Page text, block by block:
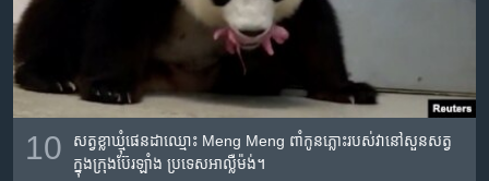
10
សត្វខ្លាឃ្មុំផេនដាឈ្មោះ Meng Meng ពាំកូនភ្លោះរបស់វានៅសួនសត្វ
ក្នុងក្រុងប៊ែរឡាំង ប្រទេសអាល្លឺម៉ង់។